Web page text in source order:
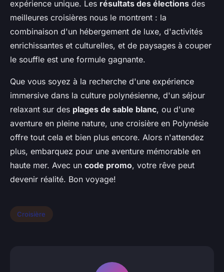
expérience unique. Les résultats des élections des
meilleures croisières nous le montrent : la
combinaison d'un hébergement de luxe, d'activités
enrichissantes et culturelles, et de paysages à couper
le souffle est une formule gagnante.
Que vous soyez à la recherche d'une expérience
immersive dans la culture polynésienne, d'un séjour
relaxant sur des plages de sable blanc, ou d'une
aventure en pleine nature, une croisière en Polynésie
offre tout cela et bien plus encore. Alors n'attendez
plus, embarquez pour une aventure mémorable en
haute mer. Avec un code promo, votre rêve peut
devenir réalité. Bon voyage!
Croisière